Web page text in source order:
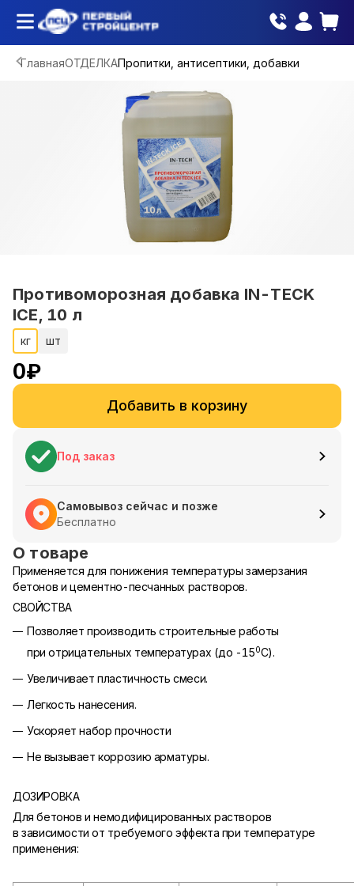
ГлавнаяОТДЕЛКАПропитки, антисептики, добавки
Противоморозная добавка IN-TECK
ICE, 10 л
кг шт
0₽
Добавить в корзину
Под заказ
Самовывоз сейчас и позже
Бесплатно
О товаре
Применяется для понижения температуры замерзания
бетонов и цементно-песчанных растворов.
СВОЙСТВА
Позволяет производить строительные работы
при отрицательных температурах (до -150С).
Увеличивает пластичность смеси.
Легкость нанесения.
Ускоряет набор прочности
Не вызывает коррозию арматуры.
ДОЗИРОВКА
Для бетонов и немодифицированных растворов
в зависимости от требуемого эффекта при температуре
применения: